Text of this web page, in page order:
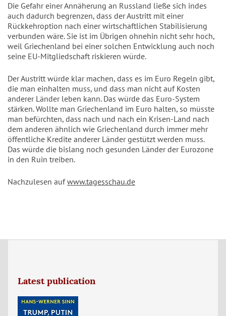
Die Gefahr einer Annäherung an Russland ließe sich indes
auch dadurch begrenzen, dass der Austritt mit einer
Rückkehroption nach einer wirtschaftlichen Stabilisierung
verbunden wäre. Sie ist im Übrigen ohnehin nicht sehr hoch,
weil Griechenland bei einer solchen Entwicklung auch noch
seine EU-Mitgliedschaft riskieren würde.
Der Austritt würde klar machen, dass es im Euro Regeln gibt,
die man einhalten muss, und dass man nicht auf Kosten
anderer Länder leben kann. Das würde das Euro-System
stärken. Wollte man Griechenland im Euro halten, so müsste
man befürchten, dass nach und nach ein Krisen-Land nach
dem anderen ähnlich wie Griechenland durch immer mehr
öffentliche Kredite anderer Länder gestützt werden muss.
Das würde die bislang noch gesunden Länder der Eurozone
in den Ruin treiben.
Nachzulesen aufwww.tagesschau.de
Latest publication